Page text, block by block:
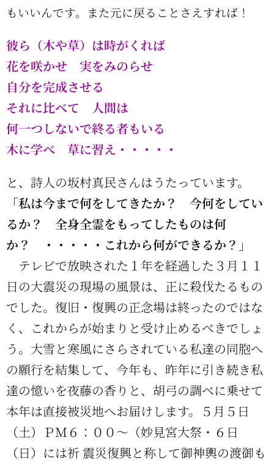
もいいんです。また元に戻ることさえすれば！
彼ら（木や草）は時がくれば
花を咲かせ 実をみのらせ
自分を完成させる
それに比べて 人間は
何一つしないで終る者もいる
木に学べ 草に習え・・・・・
と、詩人の坂村真民さんはうたっています。
「私は今まで何をしてきたか？ 今何をしてい
るか？ 全身全霊をもってしたものは何
か？ ・・・・・これから何ができるか？」
テレビで放映された１年を経過した３月１１
日の大震災の現場の風景は、正に殺伐たるもの
でした。復旧・復興の正念場は終ったのではな
く、これからが始まりと受け止めるべきでしょ
う。大雪と寒風にさらされている私達の同胞へ
の願行を結集して、今年も、昨年に引き続き私
達の憶いを夜藤の香りと、胡弓の調べに乗せて
本年は直接被災地へお届けします。５月５日
（土）ＰＭ６：００～（妙見宮大祭・６日
（日）には祈 震災復興と称して御神輿の渡御も